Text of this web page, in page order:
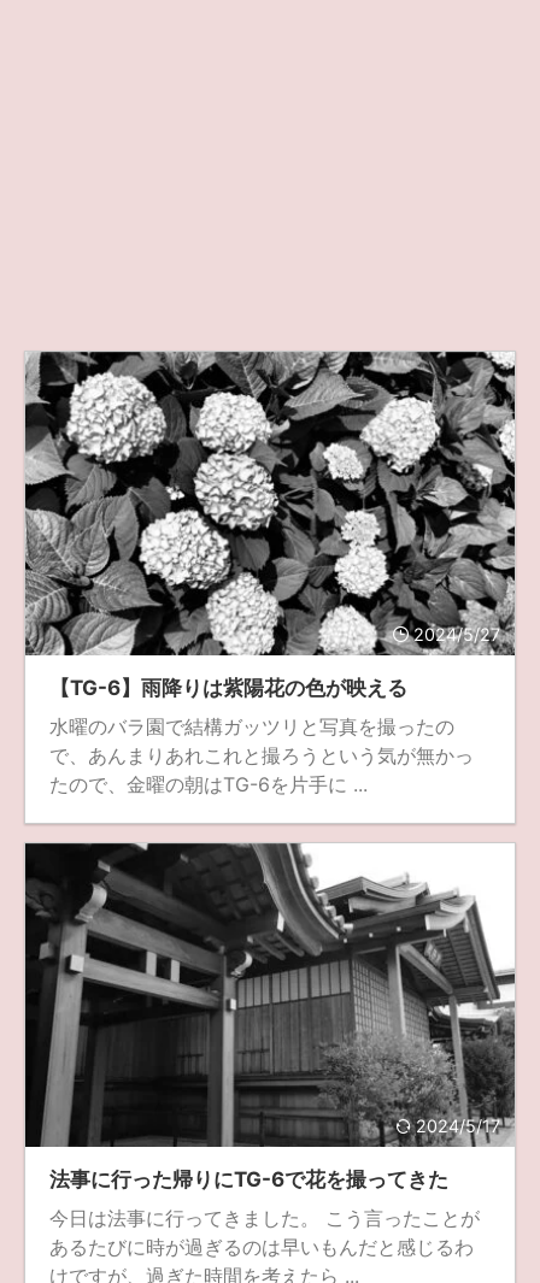
2024/5/27
【TG-6】雨降りは紫陽花の色が映える
水曜のバラ園で結構ガッツリと写真を撮ったの
で、あんまりあれこれと撮ろうという気が無かっ
たので、金曜の朝はTG-6を片手に ...
2024/5/17
法事に行った帰りにTG-6で花を撮ってきた
今日は法事に行ってきました。 こう言ったことが
あるたびに時が過ぎるのは早いもんだと感じるわ
けですが、過ぎた時間を考えたら ...